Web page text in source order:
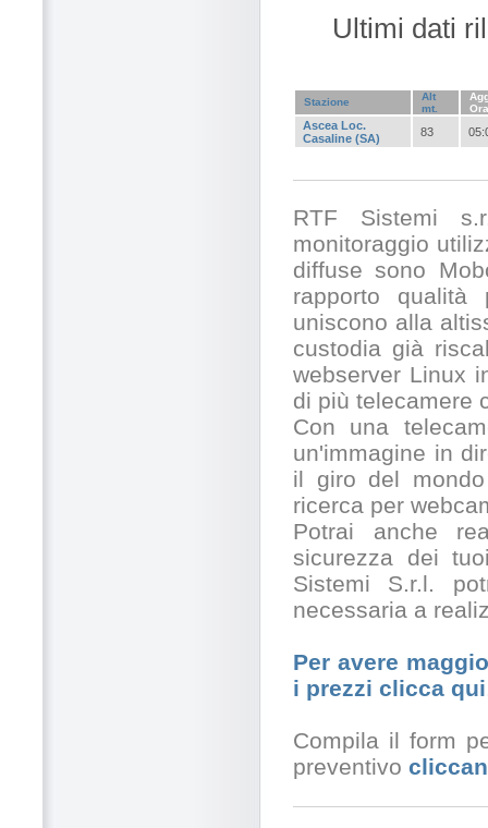
Ultimi dati
Stazione
Alt
mt.
Ora
Ascea Loc.
Casaline (SA)
83
RTF Sistemi
monitoraggio
diffuse sono
rapporto qualità
uniscono alla
custodia già
webserver Linux
di più telecamere
Con una
un'immagine in
il giro del
ricerca per
Potrai anche
sicurezza dei
Sistemi S.r.l.
necessaria a
Per avere
i prezzi clicca qui
Compila il form
preventivo